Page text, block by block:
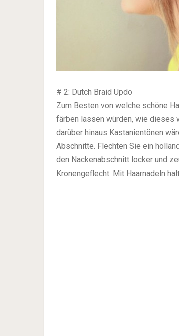
# 2: Dutch Braid Updo
Zum Besten von welche schöne
färben lassen würden, wie dieses
darüber hinaus Kastanientönen
Abschnitte. Flechten Sie ein
den Nackenabschnitt locker und
Kronengeflecht. Mit Haarnadeln